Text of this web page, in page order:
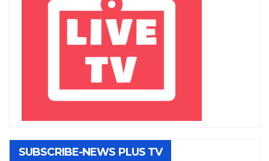
SUBSCRIBE-NEWS PLUS TV